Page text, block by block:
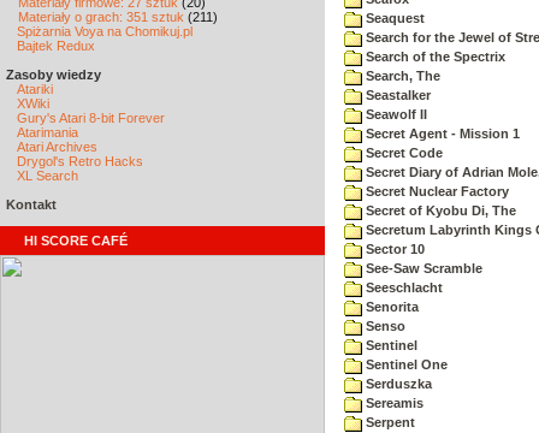
Materiały o grach: 351 sztuk (211)
Spiżarnia Voya na Chomikuj.pl
Bajtek Redux
Zasoby wiedzy
Atariki
XWiki
Gury's Atari 8-bit Forever
Atarimania
Atari Archives
Drygol's Retro Hacks
XL Search
Kontakt
HI SCORE CAFÉ
Seaquest
Search for the Jewel of
Search of the Spectrix
Search, The
Seastalker
Seawolf II
Secret Agent - Mission 1
Secret Code
Secret Diary of Adrian
Secret Nuclear Factory
Secret of Kyobu Di, The
Secretum Labyrinth Kings
Sector 10
See-Saw Scramble
Seeschlacht
Senorita
Senso
Sentinel
Sentinel One
Serduszka
Sereamis
Serpent